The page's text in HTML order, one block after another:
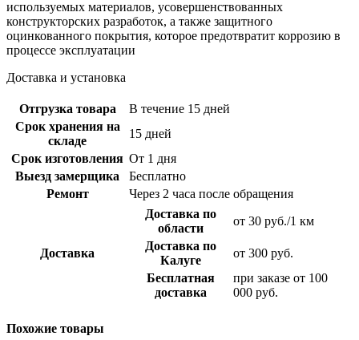
используемых материалов, усовершенствованных
конструкторских разработок, а также защитного
оцинкованного покрытия, которое предотвратит коррозию в
процессе эксплуатации
Доставка и установка
Отгрузка товара
В течение 15 дней
Срок хранения на
складе
15 дней
Срок изготовления От 1 дня
Выезд замерщика
Бесплатно
Ремонт
Через 2 часа после обращения
Доставка
Доставка по
области
от 30 руб./1 км
Доставка по
Калуге
от 300 руб.
Бесплатная
доставка
при заказе от 100
000 руб.
Похожие товары